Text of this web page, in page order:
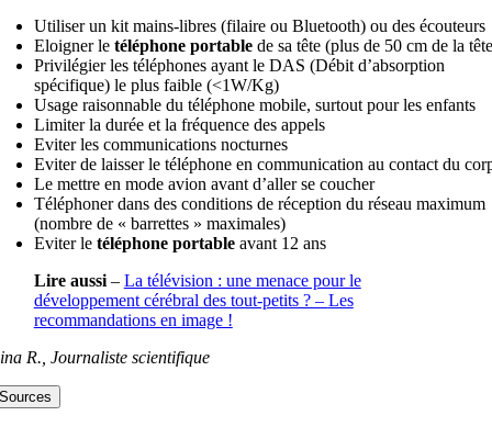
Utiliser un kit mains-libres (filaire ou Bluetooth) ou des écouteurs
Eloigner le téléphone portablede sa tête (plus de 50 cm de la
Privilégier les téléphones ayant le DAS (Débit d’absorption
spécifique) le plus faible (<1W/Kg)
Usage raisonnable du téléphone mobile, surtout pour les enfants
Limiter la durée et la fréquence des appels
Eviter les communications nocturnes
Eviter de laisser le téléphone en communication au contact du
Le mettre en mode avion avant d’aller se coucher
Téléphoner dans des conditions de réception du réseau maximum
(nombre de « barrettes » maximales)
Eviter le téléphone portableavant 12 ans
Lire aussi– La télévision : une menace pour le
développement cérébral des tout-petits ? – Les
recommandations en image !
R., Journaliste scientifique